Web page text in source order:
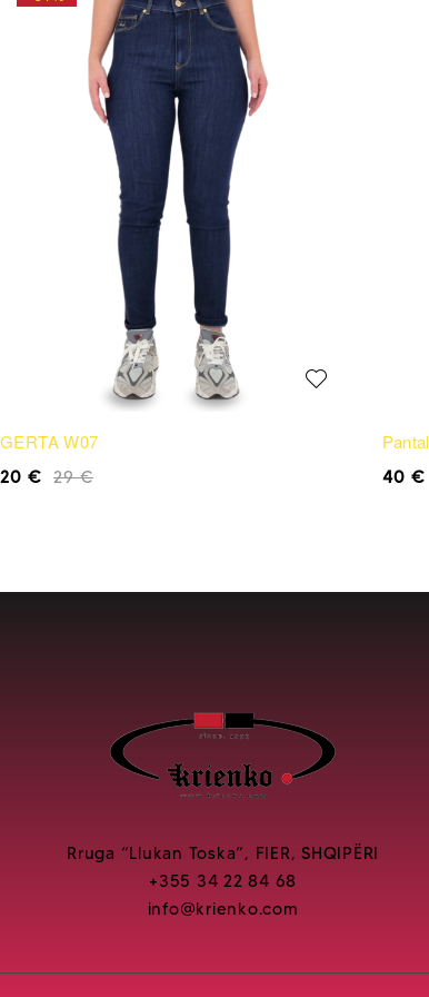
GERTA W07
29€
20€ 40 €
Rruga “Llukan Toska”, FIER, SHQIPËRI
+355 34 22 84 68
info@krienko.com